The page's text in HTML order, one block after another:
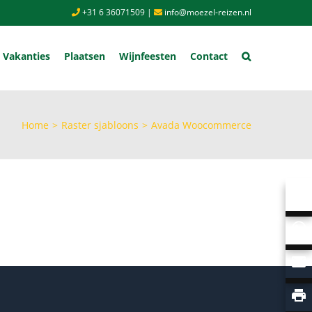
+31 6 36071509 | info@moezel-reizen.nl
Vakanties Plaatsen Wijnfeesten Contact
Home > Raster sjabloons > Avada Woocommerce